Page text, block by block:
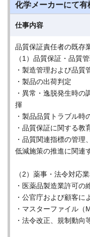
化学メーカーにて
仕事内容
品質保証責任者の既存
（1）品質保証・品質
・製造管理および品質
・製品の出荷判定
・異常・逸脱発生時
揮
・製品品質トラブル
・品質保証に関する教
・品質関連指標の管理
低減施策の推進に関連
（2）薬事・法令対応
・医薬品製造業許可の
・公官庁および顧客
・マスターファイル（
・法令改正、規制動